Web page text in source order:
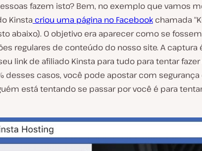
fazem isto? Bem, no exemplo que vamos
Kinsta criou uma página no Facebook chamada
abaixo). O objetivo era aparecer como se
regulares de conteúdo do nosso site. A captura
link de afiliado Kinsta para tudo para tentar
desses casos, você pode apostar com segurança
está tentando se passar por você é para